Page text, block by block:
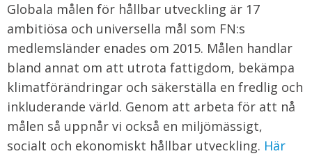
Globala målen för hållbar utveckling är 17
ambitiösa och universella mål som FN:s
medlemsländer enades om 2015. Målen handlar
bland annat om att utrota fattigdom, bekämpa
klimatförändringar och säkerställa en fredlig och
inkluderande värld. Genom att arbeta för att nå
målen så uppnår vi också en miljömässigt,
socialt och ekonomiskt hållbar utveckling. Här